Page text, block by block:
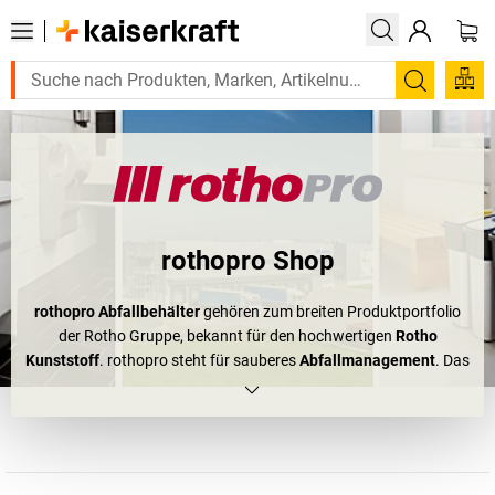
Suchen
rothopro Shop
rothopro Abfallbehältergehören zum breiten Produktportfolio
der Rotho Gruppe, bekannt für den hochwertigen Rotho
Kunststoff. rothopro steht für sauberesAbfallmanagement. Das
Unternehmen entwickelt, produziert und verkauft innovative